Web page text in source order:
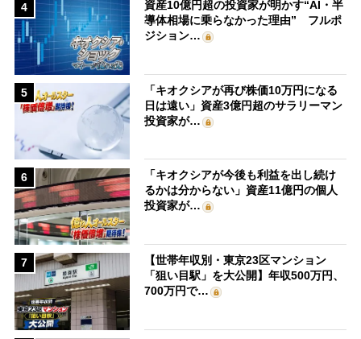
4
資産10億円超の投資家が明かす“AI・半
導体相場に乗らなかった理由” フルポ
ジション…
5
「キオクシアが再び株価10万円になる
日は遠い」資産3億円超のサラリーマン
投資家が…
6
「キオクシアが今後も利益を出し続け
るかは分からない」資産11億円の個人
投資家が…
7
【世帯年収別・東京23区マンション
「狙い目駅」を大公開】年収500万円、
700万円で…